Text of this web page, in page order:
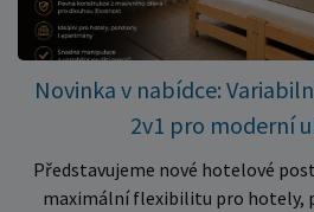
ušetřete!
Novinka v nabídce:
2v1 pro moderní
Představujeme nové hotelové
maximální flexibilitu pro hotely,